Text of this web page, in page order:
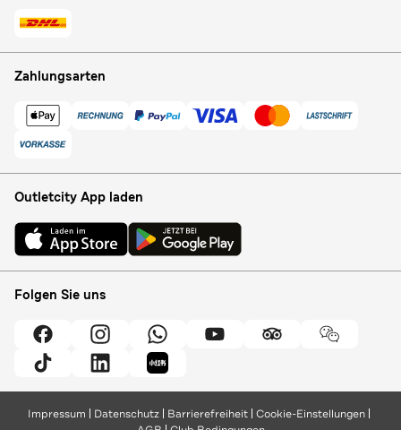
Zahlungsarten
Outletcity App laden
Folgen Sie uns
Impressum Datenschutz Barrierefreiheit Cookie-Einstellungen